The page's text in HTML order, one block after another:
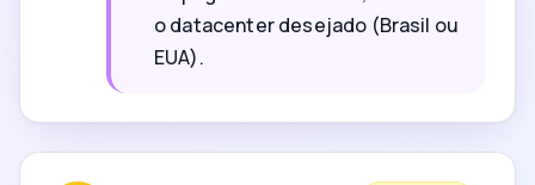
o datacenter desejado (Brasil ou
EUA).